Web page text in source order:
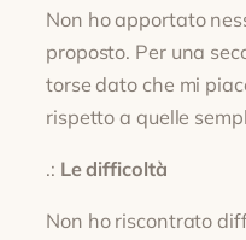
Non ho apportato
proposto. Per una
torse dato che mi
rispetto a quelle
.: Le difficoltà
Non ho riscontrato